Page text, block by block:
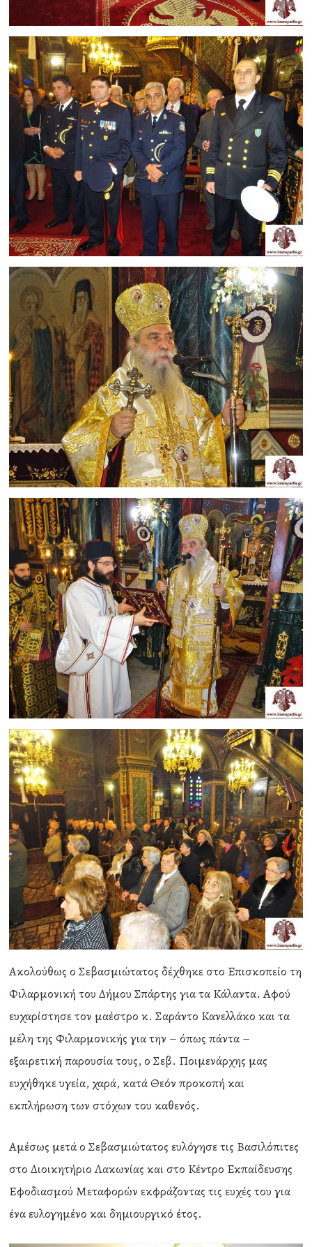
Ακολούθως ο Σεβασμιώτατος δέχθηκε στο Επισκοπείο τη
Φιλαρμονική του Δήμου Σπάρτης για τα Κάλαντα. Αφού
ευχαρίστησε τον μαέστρο κ. Σαράντο Κανελλάκο και τα
μέλη της Φιλαρμονικής για την – όπως πάντα –
εξαιρετική παρουσία τους, ο Σεβ. Ποιμενάρχης μας
ευχήθηκε υγεία, χαρά, κατά Θεόν προκοπή και
εκπλήρωση των στόχων του καθενός.
Αμέσως μετά ο Σεβασμιώτατος ευλόγησε τις Βασιλόπιτες
στο Διοικητήριο Λακωνίας και στο Κέντρο Εκπαίδευσης
Εφοδιασμού Μεταφορών εκφράζοντας τις ευχές του για
ένα ευλογημένο και δημιουργικό έτος.